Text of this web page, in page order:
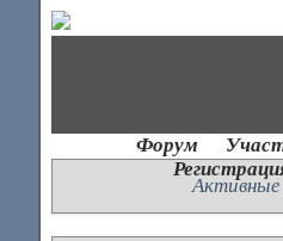
Форум